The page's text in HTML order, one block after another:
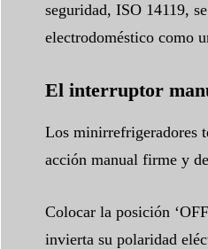
seguridad, ISO 14119,
electrodoméstico como
El interruptor
Los minirrefrigeradores
acción manual firme y
Colocar la posición
invierta su polaridad